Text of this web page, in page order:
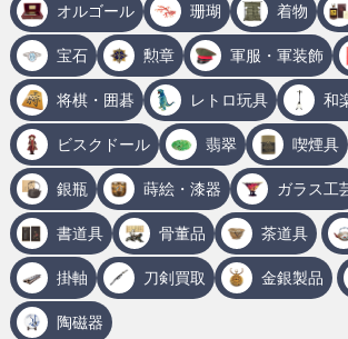
オルゴール 珊瑚 着物
宝石 勲章 軍服・軍装飾
将棋・囲碁 レトロ玩具 和
ビスクドール 翡翠 喫煙具
銀瓶 蒔絵・漆器 ガラス工
書道具 骨董品 茶道具
掛軸 刀剣買取 金銀製品
陶磁器